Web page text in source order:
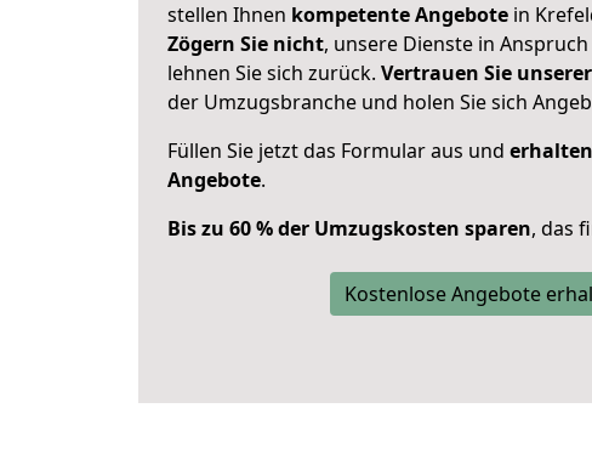
stellen Ihnen kompetente Angebote in
Zögern Sie nicht, unsere Dienste in
lehnen Sie sich zurück. Vertrauen Sie
der Umzugsbranche und holen Sie sich
Füllen Sie jetzt das Formular aus und
Angebote.
Bis zu 60 % der Umzugskosten sparen, das
Kostenlose Angebote